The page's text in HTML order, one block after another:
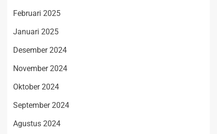
Februari 2025
Januari 2025
Desember 2024
November 2024
Oktober 2024
September 2024
Agustus 2024